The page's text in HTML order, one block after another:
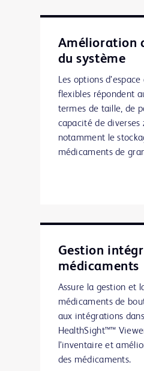
Amélioration
du système
Les options
flexibles répondent
termes de taille, de
capacité de diverses
notamment le
médicaments de
Gestion
médicaments
Assure la gestion et
médicaments de
aux intégrations
HealthSight™™
l’inventaire et
des médicaments.